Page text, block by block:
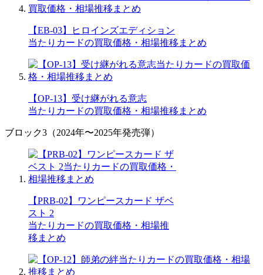
【EB-03】ヒロインズエディション
当たりカードの買取価格・相場推移まとめ
【OP-13】受け継がれる意志
当たりカードの買取価格・相場推移まとめ
ブロック3（2024年〜2025年発売弾）
【PRB-02】ワンピースカード ザベ
スト 2
当たりカードの買取価格・相場推
移まとめ